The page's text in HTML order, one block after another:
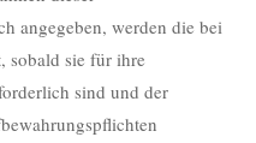
angegeben, werden die bei
sobald sie für ihre
sind und der